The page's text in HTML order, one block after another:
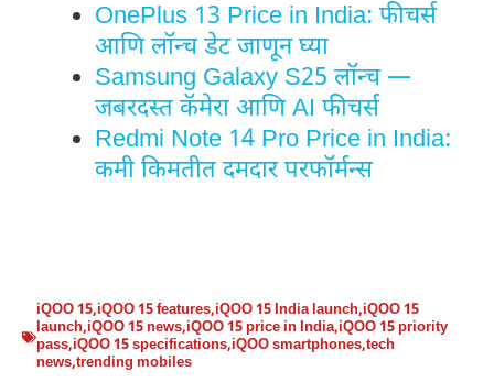
OnePlus 13 Price in India: फीचर्स
आणि लॉन्च डेट जाणून घ्या
Samsung Galaxy S25 लॉन्च —
जबरदस्त कॅमेरा आणि AI फीचर्स
Redmi Note 14 Pro Price in India:
कमी किमतीत दमदार परफॉर्मन्स
iQOO 15,iQOO 15 features,iQOO 15 India launch,iQOO 15
launch,iQOO 15 news,iQOO 15 price in India,iQOO 15 priority
pass,iQOO 15 specifications,iQOO smartphones,tech
news,trending mobiles